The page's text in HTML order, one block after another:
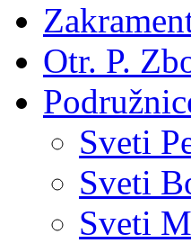
Otr. P.
Sveti
Sveti
Sveti